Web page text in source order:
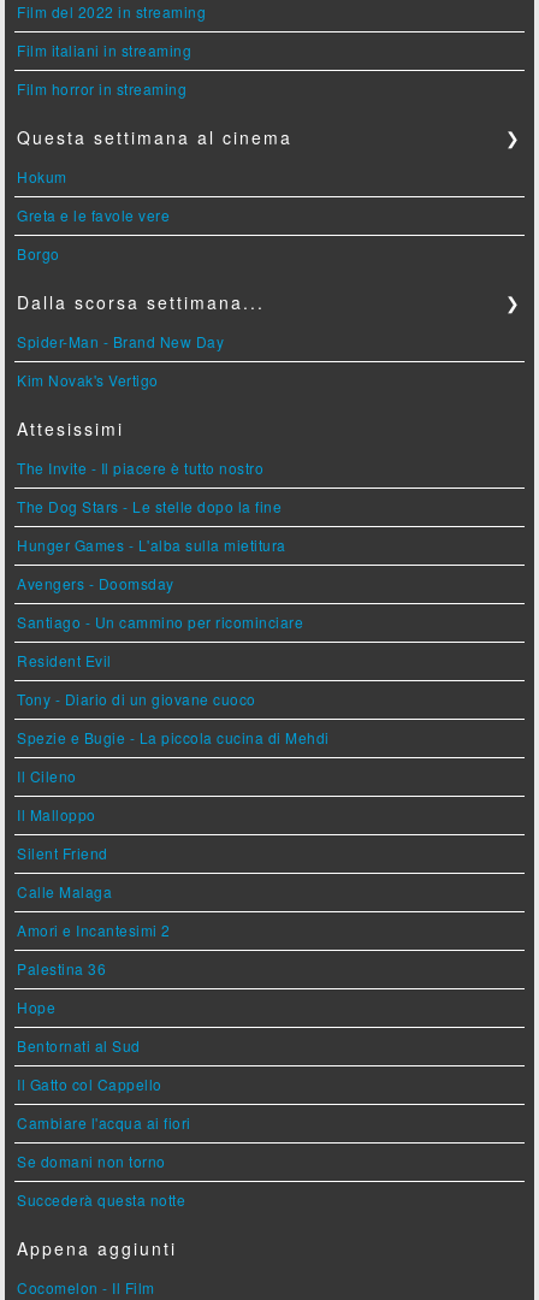
Film del 2022 in streaming
Film italiani in streaming
Film horror in streaming
Questa settimana al cinema ❯
Hokum
Greta e le favole vere
Borgo
Dalla scorsa settimana... ❯
Spider-Man - Brand New Day
Kim Novak's Vertigo
Attesissimi
The Invite - Il piacere è tutto nostro
The Dog Stars - Le stelle dopo la fine
Hunger Games - L'alba sulla mietitura
Avengers - Doomsday
Santiago - Un cammino per ricominciare
Resident Evil
Tony - Diario di un giovane cuoco
Spezie e Bugie - La piccola cucina di Mehdi
Il Cileno
Il Malloppo
Silent Friend
Calle Malaga
Amori e Incantesimi 2
Palestina 36
Hope
Bentornati al Sud
Il Gatto col Cappello
Cambiare l'acqua ai fiori
Se domani non torno
Succederà questa notte
Appena aggiunti
Cocomelon - Il Film